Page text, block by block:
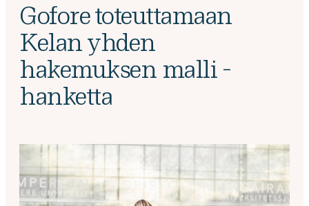
Gofore toteuttamaan
Kelan yhden
hakemuksen malli -
hanketta